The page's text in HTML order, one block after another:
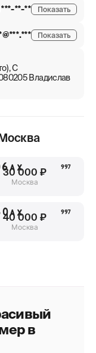
***-**-** Показать
Показать
, С
Владислав
997
30 000 ₽
Москва
997
40 000 ₽
Москва
в